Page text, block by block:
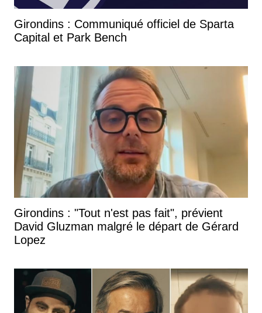
Girondins : Communiqué officiel de Sparta
Capital et Park Bench
Girondins : "Tout n'est pas fait", prévient
David Gluzman malgré le départ de Gérard
Lopez